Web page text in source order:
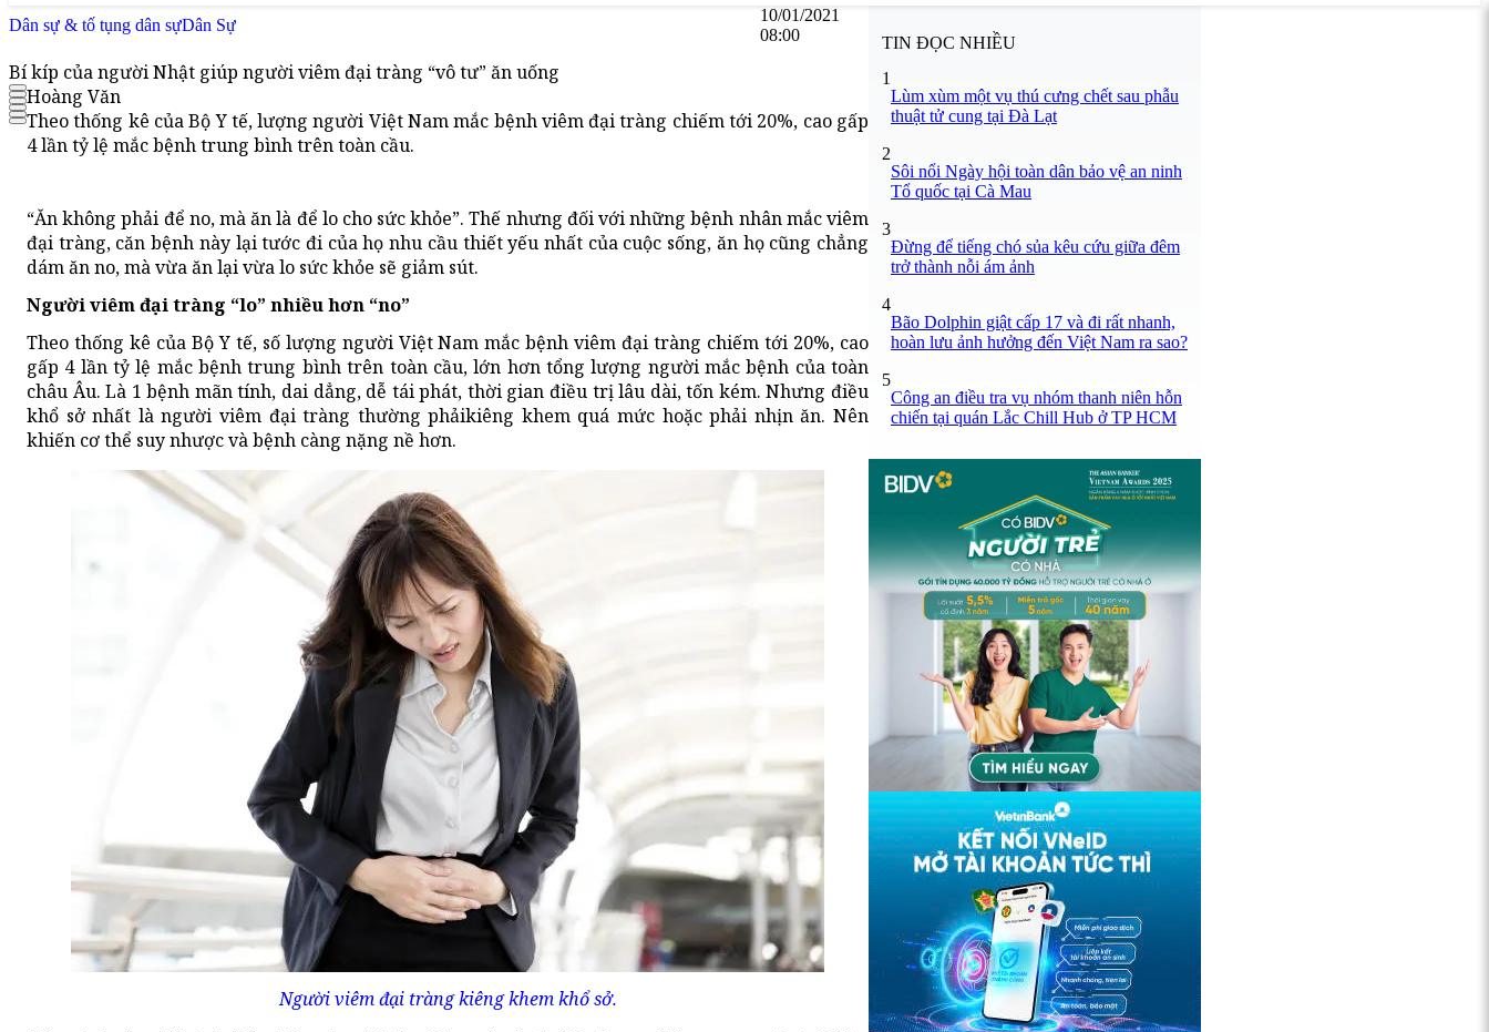
Dân sự & tố tụng dân sựDân Sự
10/01/2021
08:00
Bí kíp của người Nhật giúp người viêm đại tràng “vô tư” ăn uống
Hoàng Văn
Theo thống kê của Bộ Y tế, lượng người Việt Nam mắc bệnh viêm đại tràng chiếm tới 20%, cao gấp
4 lần tỷ lệ mắc bệnh trung bình trên toàn cầu.
“Ăn không phải để no, mà ăn là để lo cho sức khỏe”. Thế nhưng đối với những bệnh nhân mắc viêm
đại tràng, căn bệnh này lại tước đi của họ nhu cầu thiết yếu nhất của cuộc sống, ăn họ cũng chẳng
dám ăn no, mà vừa ăn lại vừa lo sức khỏe sẽ giảm sút.
Người viêm đại tràng “lo” nhiều hơn “no”
Theo thống kê của Bộ Y tế, số lượng người Việt Nam mắc bệnh viêm đại tràng chiếm tới 20%, cao
gấp 4 lần tỷ lệ mắc bệnh trung bình trên toàn cầu, lớn hơn tổng lượng người mắc bệnh của toàn
châu Âu. Là 1 bệnh mãn tính, dai dẳng, dễ tái phát, thời gian điều trị lâu dài, tốn kém. Nhưng điều
khổ sở nhất là người viêm đại tràng thường phảikiêng khem quá mức hoặc phải nhịn ăn. Nên
khiến cơ thể suy nhược và bệnh càng nặng nề hơn.
Người viêm đại tràng kiêng khem khổ sở.
TIN ĐỌC NHIỀU
1
Lùm xùm một vụ thú cưng chết sau phẫu
thuật tử cung tại Đà Lạt
2
Sôi nổi Ngày hội toàn dân bảo vệ an ninh
Tổ quốc tại Cà Mau
3
Đừng để tiếng chó sủa kêu cứu giữa đêm
trở thành nỗi ám ảnh
4
Bão Dolphin giật cấp 17 và đi rất nhanh,
hoàn lưu ảnh hưởng đến Việt Nam ra sao?
5
Công an điều tra vụ nhóm thanh niên hỗn
chiến tại quán Lắc Chill Hub ở TP HCM